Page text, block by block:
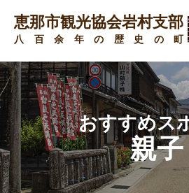
恵那市観光協会岩村支部
八百余年の歴史の町
おすすめス
親子